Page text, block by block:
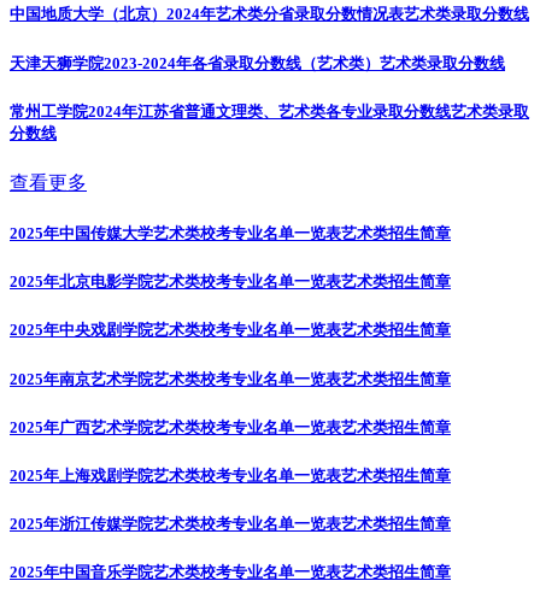
中国地质大学（北京）2024年艺术类分省录取分数情况表艺术类录取分数线
天津天狮学院2023-2024年各省录取分数线（艺术类） 艺术类录取分数线
常州工学院2024年江苏省普通文理类、艺术类各专业录取分数线艺术类录取
分数线
查看更多
2025年中国传媒大学艺术类校考专业名单一览表艺术类招生简章
2025年北京电影学院艺术类校考专业名单一览表艺术类招生简章
2025年中央戏剧学院艺术类校考专业名单一览表艺术类招生简章
2025年南京艺术学院艺术类校考专业名单一览表艺术类招生简章
2025年广西艺术学院艺术类校考专业名单一览表艺术类招生简章
2025年上海戏剧学院艺术类校考专业名单一览表艺术类招生简章
2025年浙江传媒学院艺术类校考专业名单一览表艺术类招生简章
2025年中国音乐学院艺术类校考专业名单一览表艺术类招生简章